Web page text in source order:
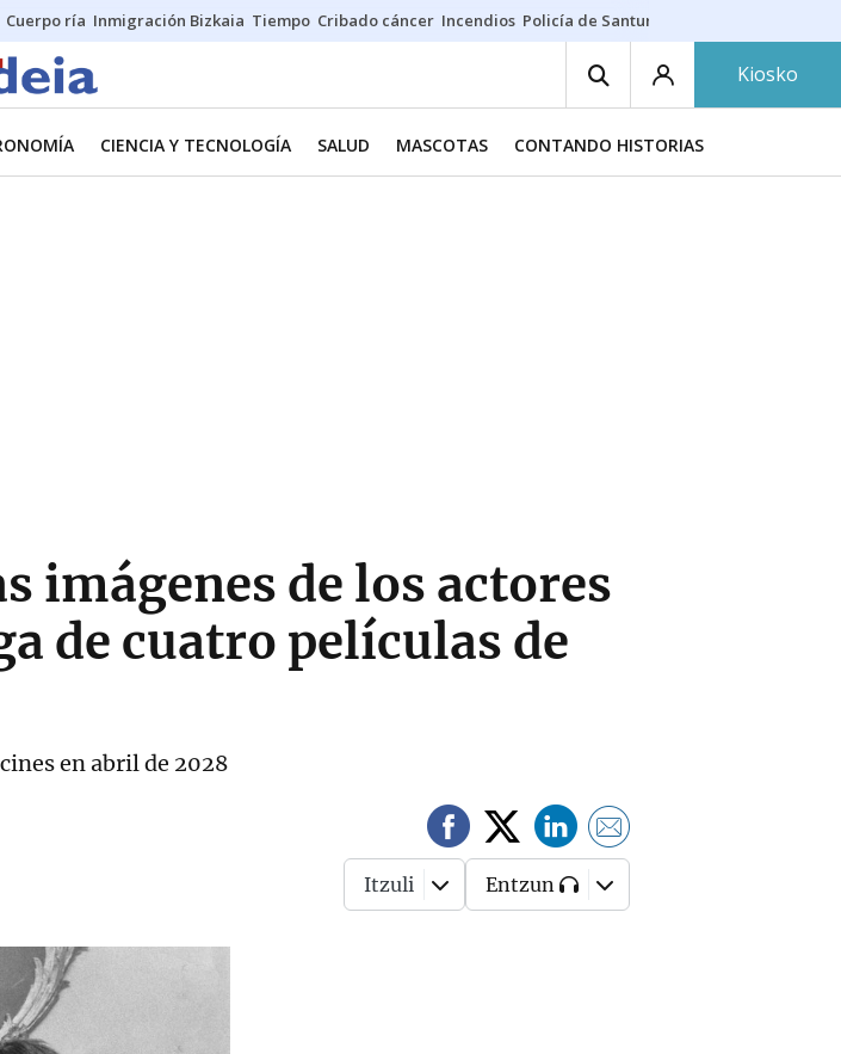
Cuerpo ría Inmigración Bizkaia Tiempo Cribado cáncer Incendios Policía de Santurtzi
Kiosko
CIENCIA Y TECNOLOGÍA SALUD MASCOTAS CONTANDO HISTORIAS
imágenes de los actores
de cuatro películas de
en abril de 2028
Itzuli Entzun